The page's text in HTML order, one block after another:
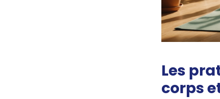
Les
corps